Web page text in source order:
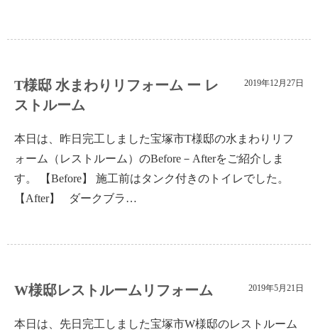
T様邸 水まわりリフォーム ー レ
ストルーム
2019年12月27日
本日は、昨日完工しました宝塚市T様邸の水まわりリフ
ォーム（レストルーム）のBefore－Afterをご紹介しま
す。 【Before】 施工前はタンク付きのトイレでした。
【After】 ダークブラ…
W様邸レストルームリフォーム 2019年5月21日
本日は、先日完工しました宝塚市W様邸のレストルーム